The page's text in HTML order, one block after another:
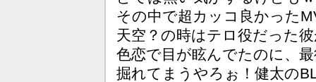
その中で超カッコ良かった
天空？の時はテロ役だった
色恋で目が眩んでたのに、
掘れてまうやろぉ！健太の